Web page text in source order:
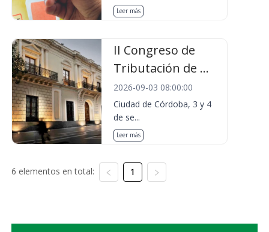
Leer más
II Congreso de
Tributación de ...
2026-09-03 08:00:00
Ciudad de Córdoba, 3 y 4
de se...
Leer más
6 elementos en total: 1